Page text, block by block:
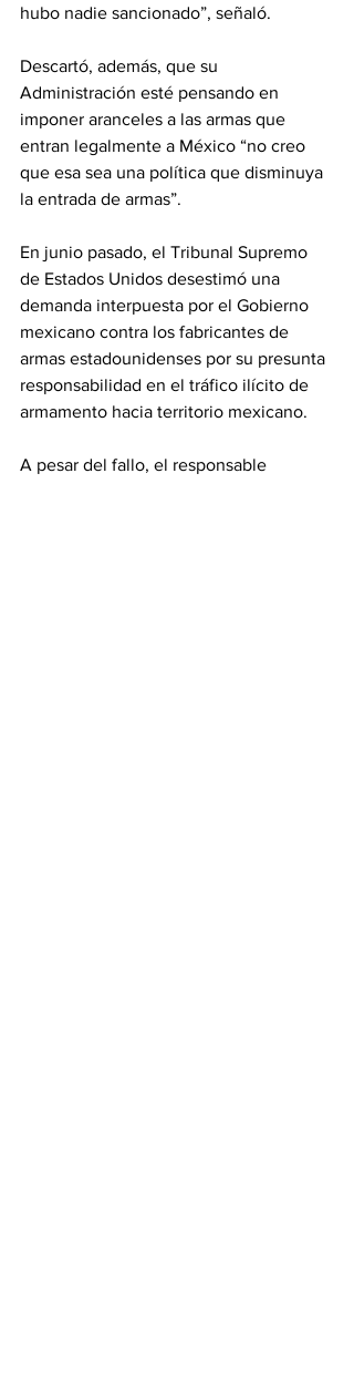
hubo nadie sancionado”, señaló.
Descartó, además, que su
Administración esté pensando en
imponer aranceles a las armas que
entran legalmente a México “no creo
que esa sea una política que disminuya
la entrada de armas”.
En junio pasado, el Tribunal Supremo
de Estados Unidos desestimó una
demanda interpuesta por el Gobierno
mexicano contra los fabricantes de
armas estadounidenses por su presunta
responsabilidad en el tráfico ilícito de
armamento hacia territorio mexicano.
A pesar del fallo, el responsable